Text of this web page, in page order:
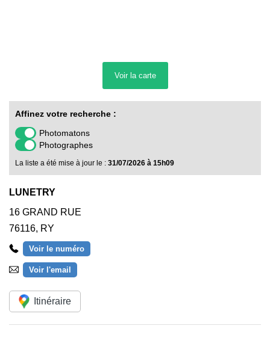
Voir la carte
Affinez votre recherche :
Photomatons
Photographes
La liste a été mise à jour le : 31/07/2026 à 15h09
LUNETRY
16 GRAND RUE
76116, RY
Voir le numéro
Voir l'email
Itinéraire